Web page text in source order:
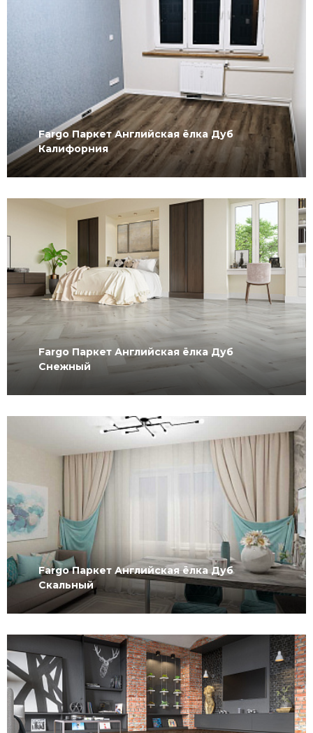
Fargo Паркет Английская ёлка Дуб
Калифорния
Fargo Паркет Английская ёлка Дуб
Снежный
Fargo Паркет Английская ёлка Дуб
Скальный